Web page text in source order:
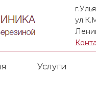
Услуги